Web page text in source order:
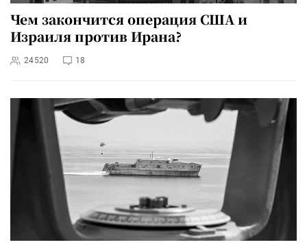
Чем закончится операция США и
Израиля против Ирана?
24520 18